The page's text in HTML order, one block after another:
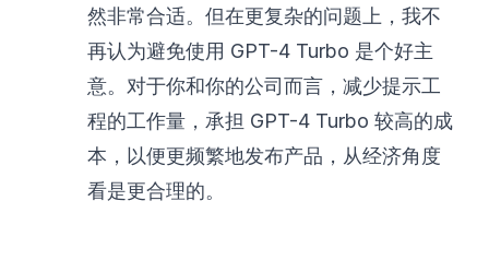
然非常合适。但在更复杂的问题上，我不
再认为避免使用 GPT-4 Turbo 是个好主
意。对于你和你的公司而言，减少提示工
程的工作量，承担 GPT-4 Turbo 较高的成
本，以便更频繁地发布产品，从经济角度
看是更合理的。